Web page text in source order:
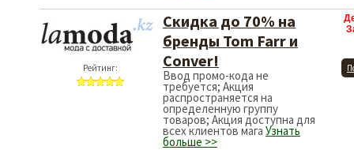
Рейтинг:
Скидка до 70% на
бренды Tom Farr и
Conver!
Ввод промо-кода не
требуется; Акция
распространяется на
определенную группу
товаров; Акция доступна для
всех клиентов мага Узнать
больше >>